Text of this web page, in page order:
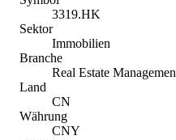
3319.HK
Sektor
Immobilien
Branche
Real Estate
Land
CN
Währung
CNY